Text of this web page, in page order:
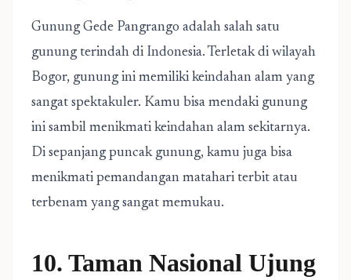
Gunung Gede Pangrango adalah salah satu
gunung terindah di Indonesia. Terletak di wilayah
Bogor, gunung ini memiliki keindahan alam yang
sangat spektakuler. Kamu bisa mendaki gunung
ini sambil menikmati keindahan alam sekitarnya.
Di sepanjang puncak gunung, kamu juga bisa
menikmati pemandangan matahari terbit atau
terbenam yang sangat memukau.
10. Taman Nasional Ujung